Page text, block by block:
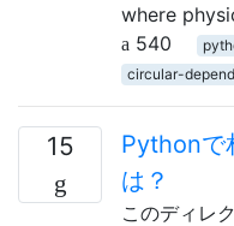
where
540
circular-
15
Pythonで
は？
このディレ